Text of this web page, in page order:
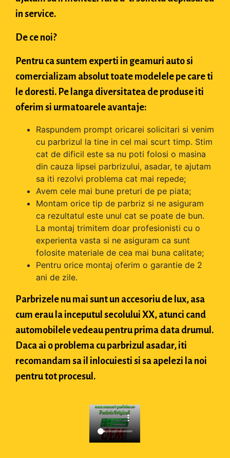
in service.
De ce noi?
Pentru ca suntem experti in geamuri auto si
comercializam absolut toate modelele pe care ti
le doresti. Pe langa diversitatea de produse iti
oferim si urmatoarele avantaje:
Raspundem prompt oricarei solicitari si venim
cu parbrizul la tine in cel mai scurt timp. Stim
cat de dificil este sa nu poti folosi o masina
din cauza lipsei parbrizului, asadar, te ajutam
sa iti rezolvi problema cat mai repede;
Avem cele mai bune preturi de pe piata;
Montam orice tip de parbriz si ne asiguram
ca rezultatul este unul cat se poate de bun.
La montaj trimitem doar profesionisti cu o
experienta vasta si ne asiguram ca sunt
folosite materiale de cea mai buna calitate;
Pentru orice montaj oferim o garantie de 2
ani de zile.
Parbrizele nu mai sunt un accesoriu de lux, asa
cum erau la inceputul secolului XX, atunci cand
automobilele vedeau pentru prima data drumul.
Daca ai o problema cu parbrizul asadar, iti
recomandam sa il inlocuiesti si sa apelezi la noi
pentru tot procesul.